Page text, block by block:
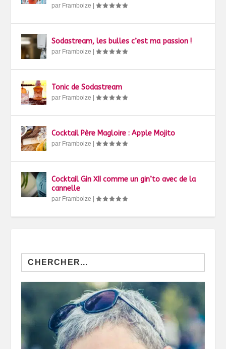
par Framboize |
Sodastream, les bulles c’est ma passion !
par Framboize |
Tonic de Sodastream
par Framboize |
Cocktail Père Magloire : Apple Mojito
par Framboize |
Cocktail Gin XII comme un gin’to avec de la
cannelle
par Framboize |
Search
for: